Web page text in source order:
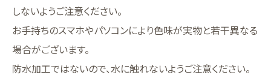
しないようご注意ください。
お手持ちのスマホやパソコンにより色味が実物と若干異なる
場合がございます。
防水加工ではないので、水に触れないようご注意ください。